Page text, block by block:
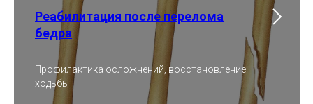
Реабилитация после перелома
бедра
Профилактика осложнений, восстановление
ходьбы